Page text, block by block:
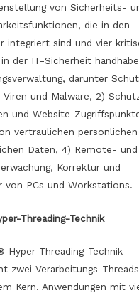
von Sicherheits-
die in den
integriert sind und vier
der IT-Sicherheit
darunter
und Malware, 2)
und Website-
vertraulichen persönlichen
Daten, 4) Remote- und
Korrektur und
von PCs und Workstations.
Threading-Technik
Hyper-Threading-Technik
zwei Verarbeitungs-
Kern. Anwendungen mit